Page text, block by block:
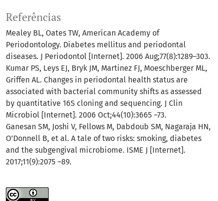
Referências
Mealey BL, Oates TW, American Academy of
Periodontology. Diabetes mellitus and periodontal
diseases. J Periodontol [Internet]. 2006 Aug;77(8):1289–303.
Kumar PS, Leys EJ, Bryk JM, Martinez FJ, Moeschberger ML,
Griffen AL. Changes in periodontal health status are
associated with bacterial community shifts as assessed
by quantitative 16S cloning and sequencing. J Clin
Microbiol [Internet]. 2006 Oct;44(10):3665 –73.
Ganesan SM, Joshi V, Fellows M, Dabdoub SM, Nagaraja HN,
O’Donnell B, et al. A tale of two risks: smoking, diabetes
and the subgengival microbiome. ISME J [Internet].
2017;11(9):2075 –89.